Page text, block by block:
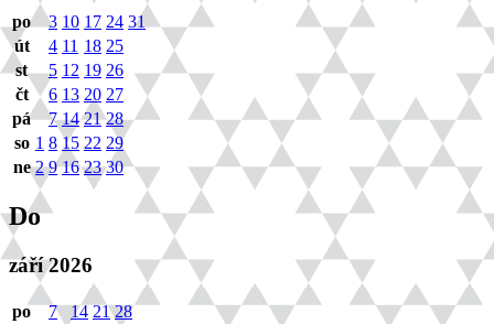
po 3 10 17 24 31
út
4 11 18 25
st
5 12 19 26
čt
6 13 20 27
pá
7 14 21 28
so 1 8 15 22 29
ne 2 9 16 23 30
Do
září 2026
po 7 14 21 28